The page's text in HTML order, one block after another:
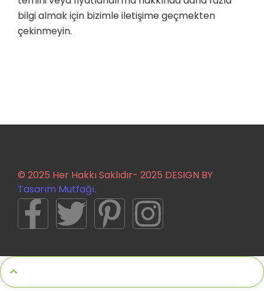
bilgi almak için bizimle iletişime geçmekten
çekinmeyin.
© 2025 Her Hakkı Saklıdır- 2025 DESIGN BY
Tasarım Mutfağı.